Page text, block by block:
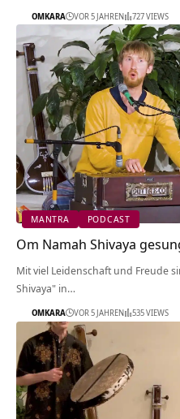
OMKARA VOR 5 JAHREN 727 VIEWS
MANTRA PODCAST
Om Namah Shivaya
Mit viel Leidenschaft und Freude
Shivaya" in…
OMKARA VOR 5 JAHREN 535 VIEWS